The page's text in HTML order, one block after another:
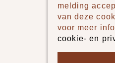
Over
Algemene
melding
van deze
voor meer
cookie- en